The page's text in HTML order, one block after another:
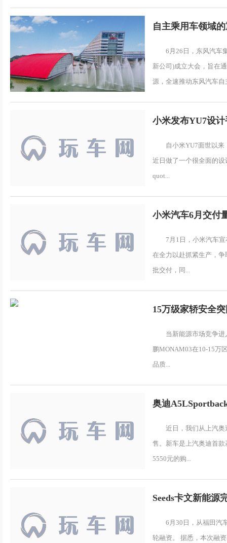
自主乘用车领域
6月26日，东风汽车
新公司)成立大会，旨在
源，全速推动东风汽车自
小米发布YU7设计
自小米YU7面世以
近日做了一个很全面的
quot...
小米汽车6月交付
7月1日，小米汽车
在全力以赴抓紧生产，
批交付，同...
15万级家轿安全
当新能源市场竞争
鹏MONAM03在10-15万
品质...
奥迪
近日，我们从上汽
售。新车是上汽奥迪首
5550元的购...
Seeds卡文新能源
6月30日，从福田汽
轮融资。 据悉，本次融